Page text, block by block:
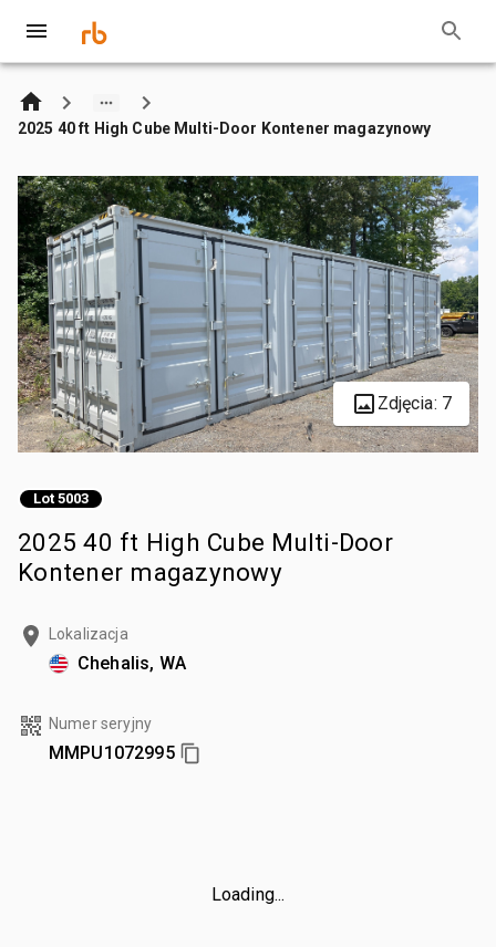
2025 40 ft High Cube Multi-Door Kontener magazynowy
Zdjęcia: 7
Lot 5003
2025 40 ft High Cube Multi-Door
Kontener magazynowy
Lokalizacja
Chehalis, WA
Numer seryjny
MMPU1072995
Loading...